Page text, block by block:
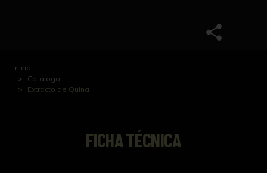
Inicio
Catálogo
Extracto de Quina
FICHA TÉCNICA